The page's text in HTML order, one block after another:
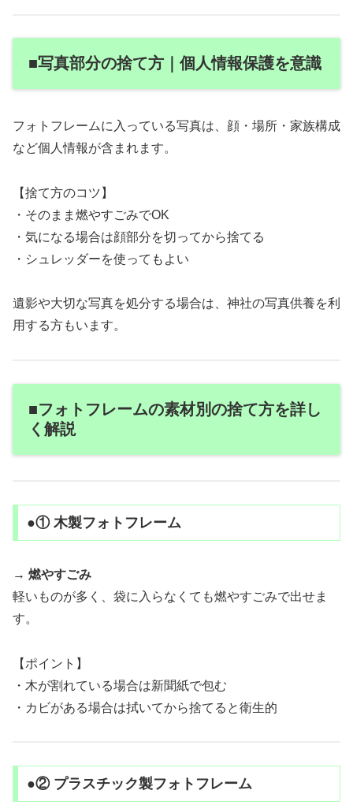
■写真部分の捨て方｜個人情報保護を意識
フォトフレームに入っている写真は、顔・場所・家族構成
など個人情報が含まれます。
【捨て方のコツ】
・そのまま燃やすごみでOK
・気になる場合は顔部分を切ってから捨てる
・シュレッダーを使ってもよい
遺影や大切な写真を処分する場合は、神社の写真供養を利
用する方もいます。
■フォトフレームの素材別の捨て方を詳し
く解説
●① 木製フォトフレーム
→ 燃やすごみ
軽いものが多く、袋に入らなくても燃やすごみで出せま
す。
【ポイント】
・木が割れている場合は新聞紙で包む
・カビがある場合は拭いてから捨てると衛生的
●② プラスチック製フォトフレーム